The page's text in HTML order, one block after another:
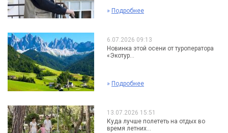
» Подробнее
6.07.2026 09:13
Новинка этой осени от туроператора
«Экотур...
» Подробнее
13.07.2026 15:51
Куда лучше полететь на отдых во
время летних...